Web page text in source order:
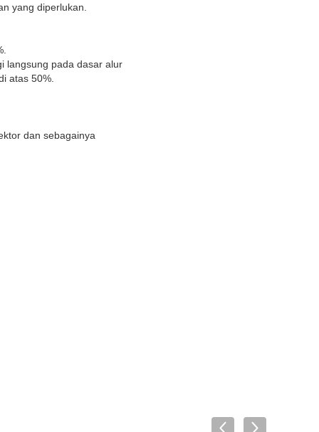
yang diperlukan.
langsung pada dasar alur
atas 50%.
dan sebagainya